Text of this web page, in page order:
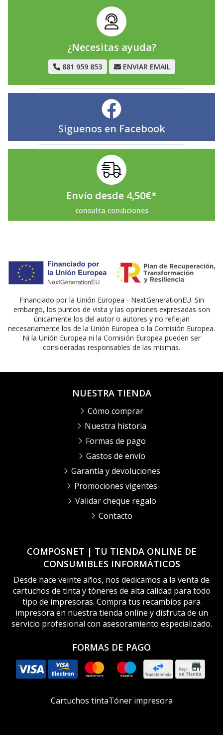
¿Necesitas ayuda?
881 959 853 ENVIAR EMAIL
Síguenos en Facebook
Envío desde 4,50€*
consulta condiciones
Financiado por la Unión Europea - NextGenerationEU. Sin
embargo, los puntos de vista y las opiniones expresadas son
únicamente los del autor o autores y no reflejan
necesariamente los de la Unión Europea o la Comisión Europea.
Ni la Unión Europea ni la Comisión Europea pueden ser
consideradas responsables de las mismas.
COMPOSNET | TU TIENDA ONLINE DE
CONSUMIBLES INFORMÁTICOS
Desde hace veinte años, nos dedicamos a la venta de
cartuchos de tinta y tóneres de alta calidad para todo
tipo de impresoras. Compra tus recambios para
impresora en nuestra tienda online y disfruta de un
servicio profesional con asesoramiento especializado.
FORMAS DE PAGO
NUESTRA TIENDA
Cómo comprar
Nuestra historia
Formas de pago
Gastos de envío
Garantía y devoluciones
Promociones vigentes
Validar cheque regalo
Contacto
Cartuchos tintaTóner impresora